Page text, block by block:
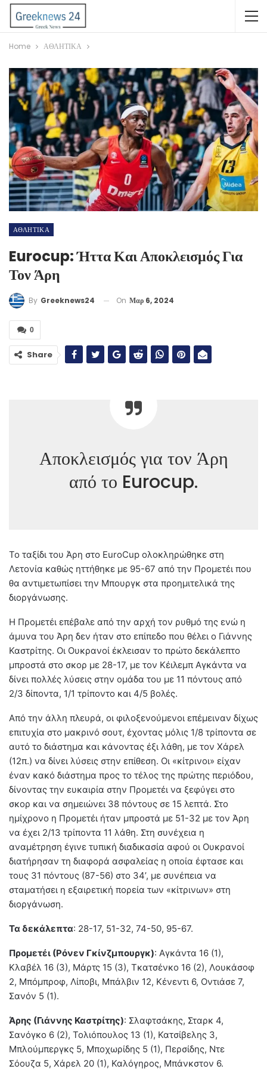
Home ΑΘΛΗΤΙΚΑ
ΑΘΛΗΤΙΚΑ
Eurocup: Ήττα Και Αποκλεισμός Για
Τον Άρη
By Greeknews24 On Μαρ 6, 2024
0
Share
Αποκλεισμός για τον Άρη
από το Eurocup.
To ταξίδι του Άρη στο ΕuroCup ολοκληρώθηκε στη
Λετονία καθώς ηττήθηκε με 95-67 από την Προμετέι που
θα αντιμετωπίσει την Μπουργκ στα προημιτελικά της
διοργάνωσης.
Η Προμετέι επέβαλε από την αρχή τον ρυθμό της ενώ η
άμυνα του Άρη δεν ήταν στο επίπεδο που θέλει ο Γιάννης
Καστρίτης. Οι Ουκρανοί έκλεισαν το πρώτο δεκάλεπτο
μπροστά στο σκορ με 28-17, με τον Κέιλεμπ Αγκάντα να
δίνει πολλές λύσεις στην ομάδα του με 11 πόντους από
2/3 δίποντα, 1/1 τρίποντο και 4/5 βολές.
Από την άλλη πλευρά, οι φιλοξενούμενοι επέμειναν δίχως
επιτυχία στο μακρινό σουτ, έχοντας μόλις 1/8 τρίποντα σε
αυτό το διάστημα και κάνοντας έξι λάθη, με τον Χάρελ
(12π.) να δίνει λύσεις στην επίθεση. Οι «κίτρινοι» είχαν
έναν κακό διάστημα προς το τέλος της πρώτης περιόδου,
δίνοντας την ευκαιρία στην Προμετέι να ξεφύγει στο
σκορ και να σημειώνει 38 πόντους σε 15 λεπτά. Στο
ημίχρονο η Προμετέι ήταν μπροστά με 51-32 με τον Άρη
να έχει 2/13 τρίποντα 11 λάθη. Στη συνέχεια η
αναμέτρηση έγινε τυπική διαδικασία αφού οι Ουκρανοί
διατήρησαν τη διαφορά ασφαλείας η οποία έφτασε και
τους 31 πόντους (87-56) στο 34’, με συνέπεια να
σταματήσει η εξαιρετική πορεία των «κίτρινων» στη
διοργάνωση.
Τα δεκάλεπτα: 28-17, 51-32, 74-50, 95-67.
Προμετέι (Ρόνεν Γκίνζμπουργκ): Αγκάντα 16 (1),
Κλαβέλ 16 (3), Μάρτς 15 (3), Τκατσένκο 16 (2), Λουκάσοφ
2, Μπόμπροφ, Λίποβι, Μπάλβιν 12, Κένεντι 6, Οντιάσε 7,
Σανόν 5 (1).
Άρης (Γιάννης Καστρίτης): Σλαφτσάκης, Σταρκ 4,
Σανόγκο 6 (2), Τολιόπουλος 13 (1), Κατσίβελης 3,
Μπλούμπεργκς 5, Μποχωρίδης 5 (1), Περσίδης, Ντε
Σόουζα 5, Χάρελ 20 (1), Καλόγηρος, Μπάνκστον 6.